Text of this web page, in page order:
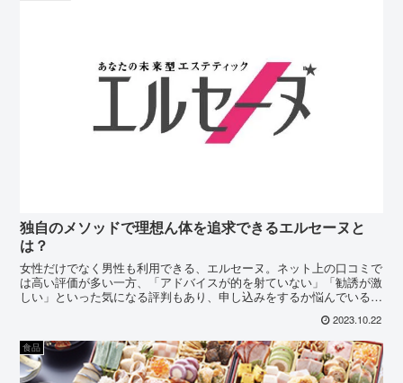
独自のメソッドで理想ん体を追求できるエルセーヌと
は？
女性だけでなく男性も利用できる、エルセーヌ。ネット上の口コミで
は高い評価が多い一方、「アドバイスが的を射ていない」「勧誘が激
しい」といった気になる評判もあり、申し込みをするか悩んでいる人
2023.10.22
食品